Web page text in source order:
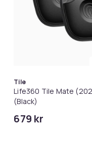
Tracker - Mist aldri
Tile
Life360 Tile Mate
(Black)
679 kr